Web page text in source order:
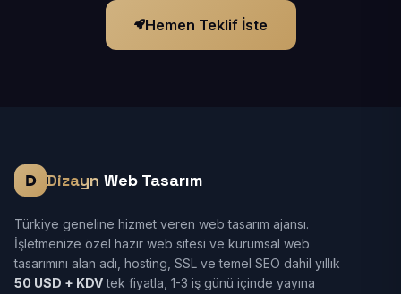
Hemen Teklif İste
Dizayn Web Tasarım
Türkiye geneline hizmet veren web tasarım ajansı.
İşletmenize özel hazır web sitesi ve kurumsal web
tasarımını alan adı, hosting, SSL ve temel SEO dahil yıllık
50 USD + KDVtek fiyatla, 1-3 iş günü içinde yayına